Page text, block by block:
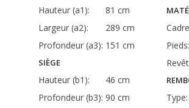
Hauteur (a1):
81 cm
Largeur (a2):
289 cm
Profondeur (a3): 151 cm
SIÈGE
Hauteur (b1):
46 cm
Profondeur (b3): 90 cm
Pieds:
Type: